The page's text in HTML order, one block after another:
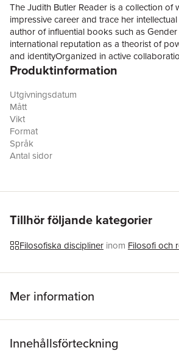
The Judith Butler Reader is a collection of
impressive career and trace her
author of influential books such as
international reputation as a theorist of
and identityOrganized in active
Butler and Sara SalihCollects together
from both well-known and lesser-known
introduction and editorial material to
readings of theories that stand at the
theoretical and political debates
Produktinformation
Utgivningsdatum
Mått
Vikt
Format
Språk
Antal sidor
Tillhör följande kategorier
Filosofiska discipliner inom Filosofi och
Mer information
Innehållsförteckning